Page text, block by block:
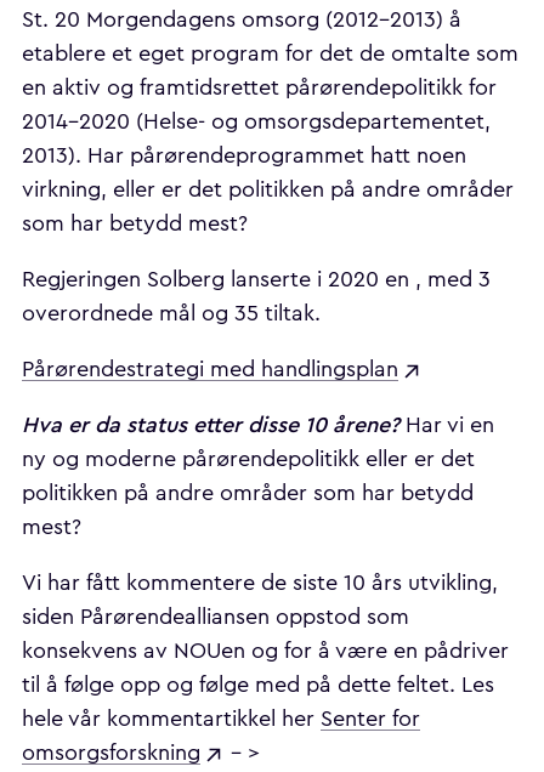
St. 20 Morgendagens omsorg (2012–2013) å
etablere et eget program for det de omtalte som
en aktiv og framtidsrettet pårørendepolitikk for
2014–2020 (Helse- og omsorgsdepartementet,
2013). Har pårørendeprogrammet hatt noen
virkning, eller er det politikken på andre områder
som har betydd mest?
Regjeringen Solberg lanserte i 2020 en , med 3
overordnede mål og 35 tiltak.
Pårørendestrategi med handlingsplan
Hva er da status etter disse 10 årene?Har vi en
ny og moderne pårørendepolitikk eller er det
politikken på andre områder som har betydd
mest?
Vi har fått kommentere de siste 10 års utvikling,
siden Pårørendealliansen oppstod som
konsekvens av NOUen og for å være en pådriver
til å følge opp og følge med på dette feltet. Les
hele vår kommentartikkel her Senter for
omsorgsforskning
– >